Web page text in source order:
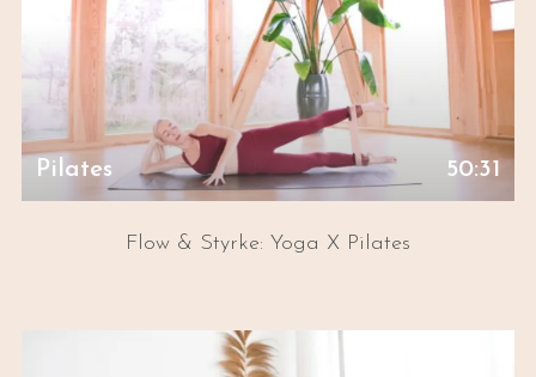
Pilates 50:31
Flow & Styrke: Yoga X Pilates